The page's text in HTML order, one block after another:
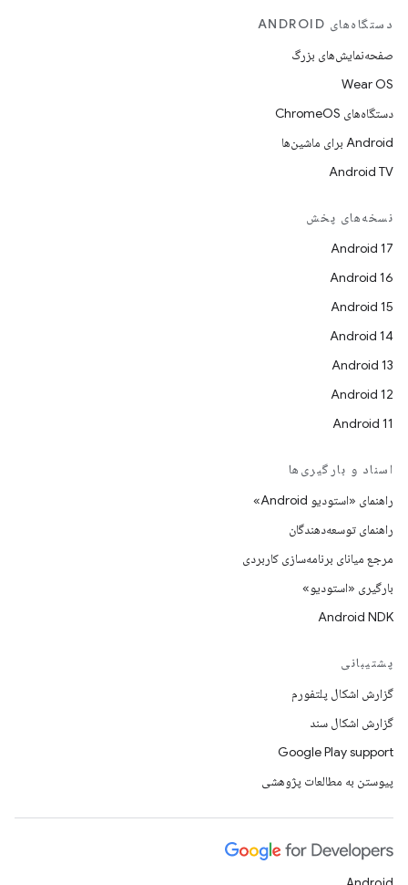
دستگاه‌های ANDROID
صفحه‌نمایش‌های بزرگ
Wear OS
دستگاه‌های ChromeOS
Android برای ماشین‌ها
Android TV
نسخه‌های پخش
Android 17
Android 16
Android 15
Android 14
Android 13
Android 12
Android 11
اسناد و بارگیری‌ها
راهنمای «استودیو Android»
راهنمای توسعه‌دهندگان
مرجع میانای برنامه‌سازی کاربردی
بارگیری «استودیو»
Android NDK
پشتیبانی
گزارش اشکال پلتفورم
گزارش اشکال سند
Google Play support
پیوستن به مطالعات پژوهشی